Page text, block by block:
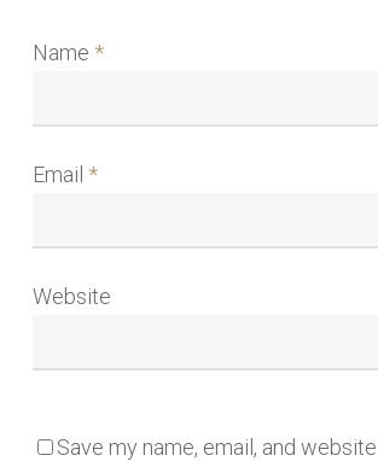
Name *
Email *
Website
Save my name, email, and